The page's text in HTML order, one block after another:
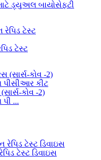
ડ્યુઅલ બાયોસેફ્ટી
ટેસ્ટ
કોવ -2)
...
ટેસ્ટ ડિવાઇસ